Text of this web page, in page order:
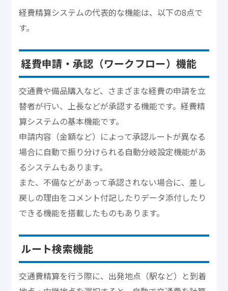
経費精算システムの代表的な機能は、以下の8点で
す。
経費申請・承認（ワークフロー）機能
交通費や備品購入など、さまざまな経費の申請を立
替者が行い、上長などが承認する機能です。経費精
算システムの基本機能です。
申請内容（金額など）によって承認ルートが異なる
場合に自動で振り分けられる自動分岐設定機能があ
るシステムもあります。
また、不備などがあって承認されない場合に、差し
戻しの理由をコメント付記したりデータ添付したり
できる機能を搭載したものもあります。
ルート検索機能
交通費精算を行う際に、出発地点（駅など）と到着